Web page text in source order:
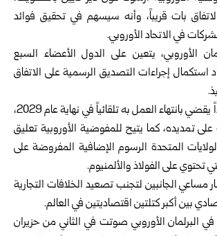
بات قريباً، وأنه سيسهم في تحقيق فوائد
في الاتحاد الأوروبي.
الأوروبي، يتعين على الدول الأعضاء السبع
استكمال إجراءات التصديق الرسمية على الاتفاق
ويتضمن الاتفاق بنداً يقضي بانتهاء العمل به تلقائياً في نهاية عام 2029،
تمديده، كما يتيح للمفوضية الأوروبية تعليق
المتحدة الرسوم الإضافية المفروضة على
تحتوي على الفولاذ والألمنيوم.
مساعي الجانبين لتجنب تصعيد الخلافات التجارية
بين أكبر كتلتين اقتصاديتين في العالم.
في ‌البرلمان الأوروبي صوتت في الثاني من حزيران